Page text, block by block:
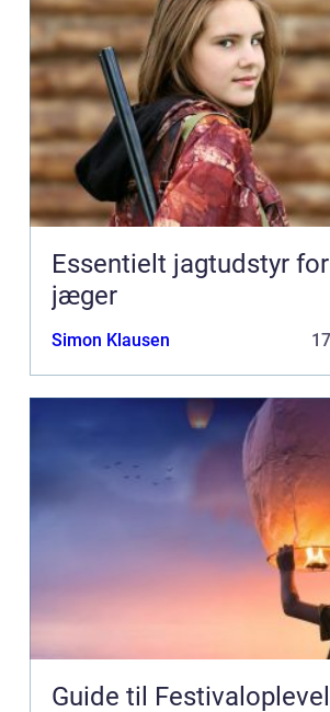
Essentielt jagtudstyr
jæger
Simon Klausen
Guide til